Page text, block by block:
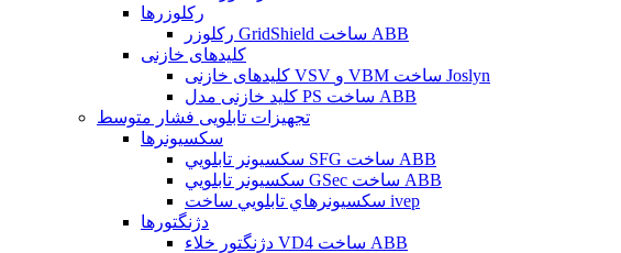
رکلوزرها
رکلوزر GridShield ساخت ABB
کلیدهای خازنی
کليدهای خازنی VSV و VBM ساخت Joslyn
کلید خازنی مدل PS ساخت ABB
تجهیزات تابلویی فشار متوسط
سکسیونرها
سکسيونر تابلويي SFG ساخت ABB
سکسيونر تابلويي GSec ساخت ABB
سکسيونرهاي تابلويي ساخت ivep
دژنگتورها
دژنگتور خلاء VD4 ساخت ABB